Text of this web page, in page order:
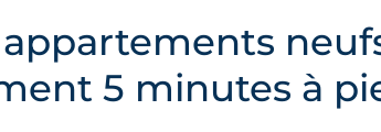
appartements
5 minutes à